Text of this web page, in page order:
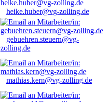
heike.huber@vg-zolling.de
gebuehren.steuern@vg-
zolling.de
mathias.kern@vg-zolling.de